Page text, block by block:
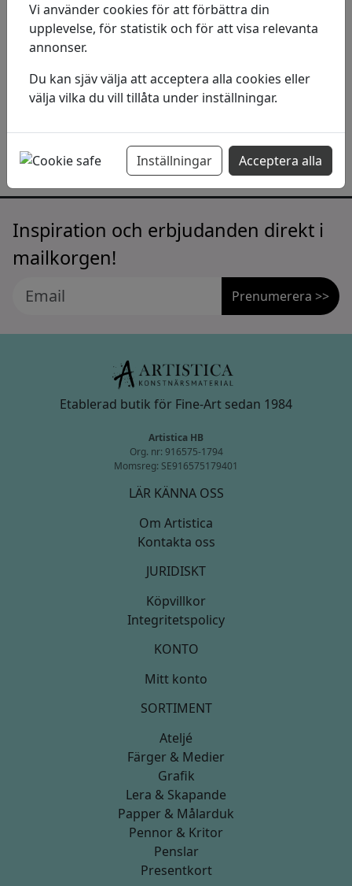
I lager
99
Lägg i varukorg
159kr
Lägg i varukorg
Inspiration och erbjudanden direkt i
mailkorgen!
Prenumerera >>
Etablerad butik för Fine-Art sedan 1984
Artistica HB
Org. nr: 916575-1794
Momsreg: SE916575179401
LÄR KÄNNA OSS
Om Artistica
Kontakta oss
JURIDISKT
Köpvillkor
Integritetspolicy
KONTO
Mitt konto
SORTIMENT
Ateljé
Färger & Medier
Grafik
Lera & Skapande
Papper & Målarduk
Pennor & Kritor
Penslar
Presentkort
Vi använder cookies för att förbättra din
upplevelse, för statistik och för att visa relevanta
annonser.
Du kan sjäv välja att acceptera alla cookies eller
välja vilka du vill tillåta under inställningar.
Inställningar Acceptera alla